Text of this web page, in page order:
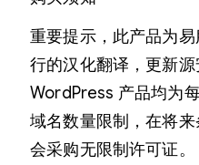
重要提示，此产品为
行的汉化翻译，更新
WordPress 产品均为
域名数量限制，在将
会采购无限制许可证。